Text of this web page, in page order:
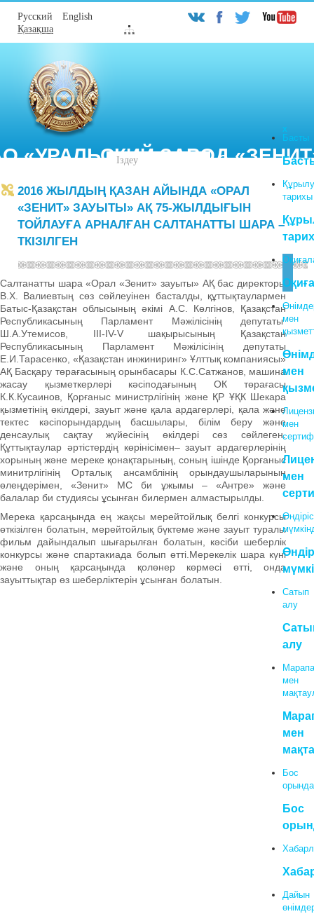
Русский
English
Қазақша
«УРАЛЬСКИЙ ЗАВОД
Поиск
кз
Басты
Құрылу
тарихы
мен
мен
мен
мен
Сатып
алу
алу
мен
мен
Бос
Бос
Дайын
Х
2016 ЖЫЛДЫҢ ҚАЗАН АЙЫНДА «ОРАЛ
«ЗЕНИТ» ЗАУЫТЫ» АҚ 75-ЖЫЛДЫҒЫН
ТОЙЛАУҒА АРНАЛҒАН САЛТАНАТТЫ ШАРА –
ТКІЗІЛГЕН
Салтанатты шара «Орал «Зенит» зауыты» АҚ бас директоры
В.Х. Валиевтың сөз сөйлеуінен басталды, құттықтаулармен
Батыс-Қазақстан облысының әкімі А.С. Көлгінов, Қазақстан
Республикасының Парламент Мәжілісінің депутаты
Ш.А.Утемисов, III-IV-V шақырысының Қазақстан
Республикасының Парламент Мәжілісінің депутаты
Е.И.Тарасенко, «Қазақстан инжиниринг» Ұлттық компаниясы»
АҚ Басқару төрағасының орынбасары К.С.Сатжанов, машина
жасау қызметкерлері кәсіподағының ОК төрағасы
К.К.Кусаинов, Қорғаныс министрлігінің және ҚР ҰҚК Шекара
қызметінің өкілдері, зауыт және қала ардагерлері, қала және
тектес кәсіпорындардың басшылары, білім беру және
денсаулық сақтау жүйесінің өкілдері сөз сөйлеген.
Құттықтаулар әртістердің көрінісімен– зауыт ардагерлерінің
хорының және мереке қонақтарының, соның ішінде Қорғаныс
минитрлігінің Орталық ансамблінің орындаушыларының
өлеңдерімен, «Зенит» МС би ұжымы – «Антре» және
балалар би студиясы ұсынған билермен алмастырылды.
Мерека қарсаңында ең жақсы мерейтойлық белгі конкурсы
өткізілген болатын, мерейтойлық бүктеме және зауыт туралы
фильм дайындалып шығарылған болатын, кәсіби шеберлік
конкурсы және спартакиада болып өтті.Мерекелік шара күні
және оның қарсаңында қолөнер көрмесі өтті, онда
зауыттықтар өз шеберліктерін ұсынған болатын.